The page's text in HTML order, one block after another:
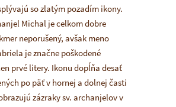
so zlatým pozadím ikony.
Michal je celkom dobre
neporušený, avšak meno
je značne poškodené
prvé litery. Ikonu dopĺňa desať
po päť v hornej a dolnej časti
zázraky sv. archanjelov v